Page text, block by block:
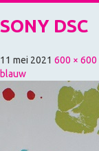
SONY DSC
11 mei 2021 600 × 600
blauw